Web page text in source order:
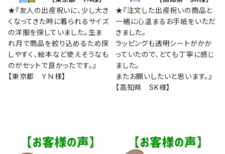
★『友人の出産祝いに、少し大き
くなってきた時に着られるサイズ
の洋服を探していました。生ま
れ月で商品を絞り込めるため探
しやすく、絵本など使えそうなも
のがセットで良かったです。』
【東京都 ＹＮ様】
★『注文した出産祝いの商品と
一緒に心温まるお手紙をいただ
きました。
ラッピングも透明シートがかか
っていたので、とても丁寧に感じ
ました。
またお願いしたいと思います。』
【高知県 SK様】